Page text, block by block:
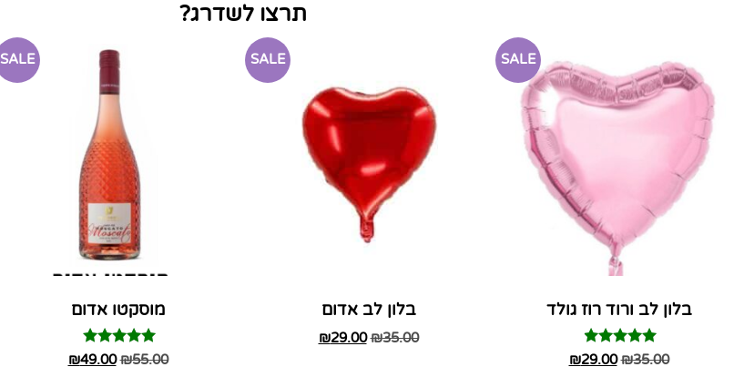
תרצו לשדרג?
SALE
בלון לב ורוד רוז גולד
דורג
₪35.00
₪29.00
SALE
בלון לב אדום
₪35.00
₪29.00
SALE
מוסקטו אדום
דורג
₪55.00
₪49.00